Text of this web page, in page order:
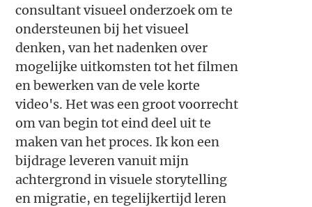
consultant visueel onderzoek om te
ondersteunen bij het visueel
denken, van het nadenken over
mogelijke uitkomsten tot het filmen
en bewerken van de vele korte
video's. Het was een groot voorrecht
om van begin tot eind deel uit te
maken van het proces. Ik kon een
bijdrage leveren vanuit mijn
achtergrond in visuele storytelling
en migratie, en tegelijkertijd leren